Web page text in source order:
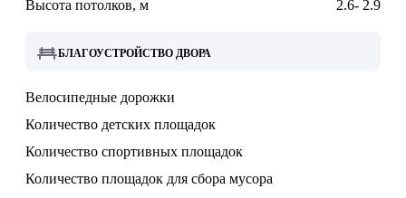
Высота потолков, м
2.6- 2.9
БЛАГОУСТРОЙСТВО ДВОРА
Велосипедные дорожки
Количество детских площадок
Количество спортивных площадок
Количество площадок для сбора мусора